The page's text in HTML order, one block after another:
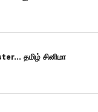
தமிழ் சினிமா